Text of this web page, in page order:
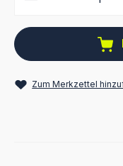
Zum Merkzettel